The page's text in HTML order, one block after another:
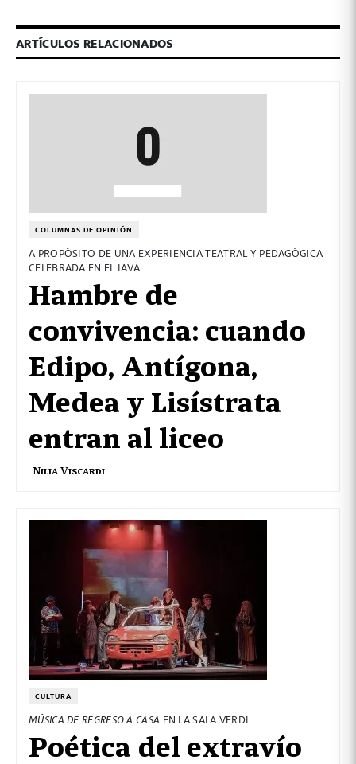
ARTÍCULOS RELACIONADOS
COLUMNAS DE OPINIÓN
A PROPÓSITO DE UNA EXPERIENCIA TEATRAL Y PEDAGÓGICA
CELEBRADA EN EL IAVA
Hambre de
convivencia: cuando
Edipo, Antígona,
Medea y Lisístrata
entran al liceo
Nilia Viscardi
CULTURA
MÚSICA DE REGRESO A CASA EN LA SALA VERDI
Poética del extravío